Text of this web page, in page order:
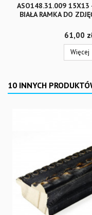
ASO148.31.009 15X13
BIAŁA RAMKA DO
Cena
61,00
Więcej
10 INNYCH